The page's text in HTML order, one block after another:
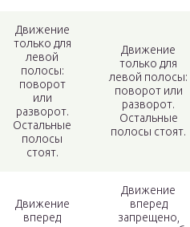
Движение
только для
левой
полосы:
поворот
или
разворот.
Остальные
полосы
стоят.
Движение
только для
левой полосы:
поворот или
разворот.
Остальные
полосы стоят.
Движение
вперед
Движение
вперед
запрещено,